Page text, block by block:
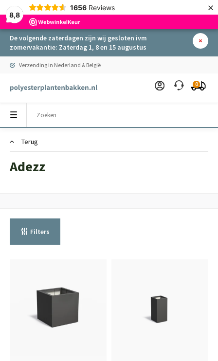
8,8
1656 Reviews ×
De volgende zaterdagen zijn wij gesloten ivm
zomervakantie: Zaterdag 1, 8 en 15 augustus
Verzending in Nederland & België
0
Terug
Adezz
Filters